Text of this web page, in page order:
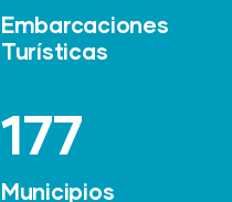
Embarcaciones
Turísticas
247
Municipios